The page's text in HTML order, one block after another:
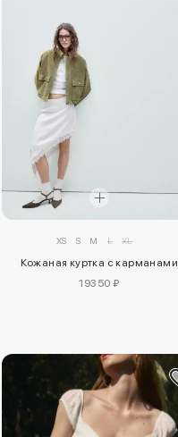
XS S M L XL
Кожаная куртка с карманами
19350 ₽